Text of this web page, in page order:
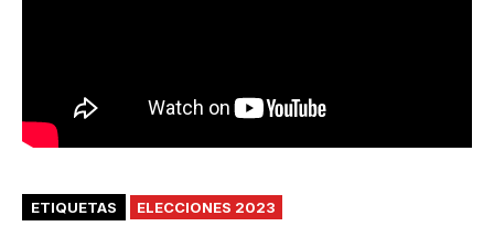
ETIQUETAS ELECCIONES 2023